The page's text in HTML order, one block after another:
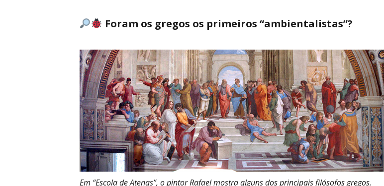
Foram os gregos os primeiros “ambientalistas”?
Em “Escola de Atenas”, o pintor Rafael mostra alguns dos principais filósofos gregos.